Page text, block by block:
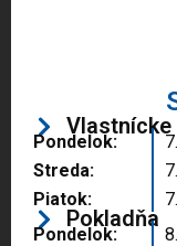
Vlastnícke
Pondelok:
Streda:
Piatok:
Pokladňa
Pondelok: